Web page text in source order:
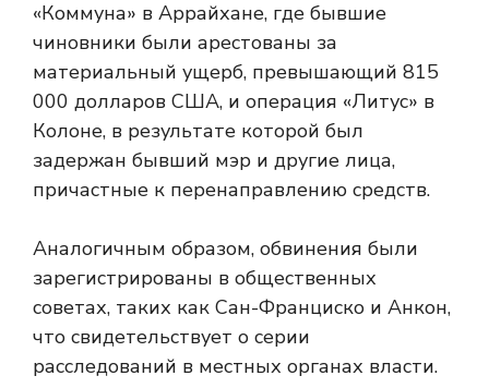
«Коммуна» в Аррайхане, где бывшие
чиновники были арестованы за
материальный ущерб, превышающий 815
000 долларов США, и операция «Литус» в
Колоне, в результате которой был
задержан бывший мэр и другие лица,
причастные к перенаправлению средств.
Аналогичным образом, обвинения были
зарегистрированы в общественных
советах, таких как Сан-Франциско и Анкон,
что свидетельствует о серии
расследований в местных органах власти.